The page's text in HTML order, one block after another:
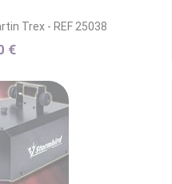
Trex - REF 25038
€